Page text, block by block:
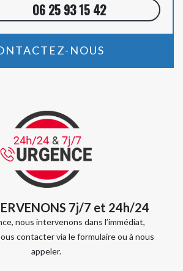
06 25 93 15 42
NOUS
7j/7 et 24h/24
nous intervenons dans l’immédiat,
contacter via le formulaire ou à nous
appeler.